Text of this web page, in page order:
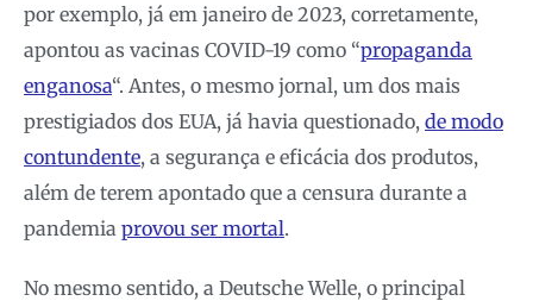
por exemplo, já em janeiro de 2023, corretamente,
apontou as vacinas COVID-19 como “propaganda
enganosa“. Antes, o mesmo jornal, um dos mais
prestigiados dos EUA, já havia questionado, de modo
contundente, a segurança e eficácia dos produtos,
além de terem apontado que a censura durante a
pandemia provou ser mortal.
No mesmo sentido, a Deutsche Welle, o principal